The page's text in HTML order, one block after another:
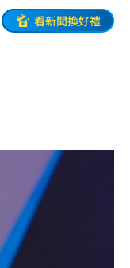
看新聞換好禮